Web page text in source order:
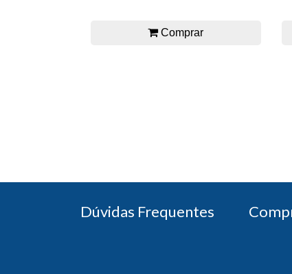
Comprar
Dúvidas Frequentes